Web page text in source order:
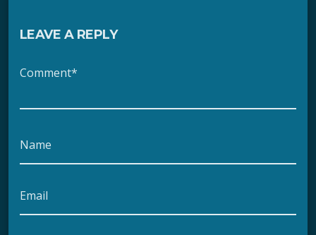
LEAVE A REPLY
Comment*
Name
Email